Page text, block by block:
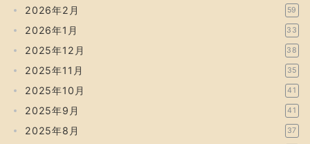
2026年2月 59
2026年1月 33
2025年12月 38
2025年11月 35
2025年10月 41
2025年9月 41
2025年8月 37